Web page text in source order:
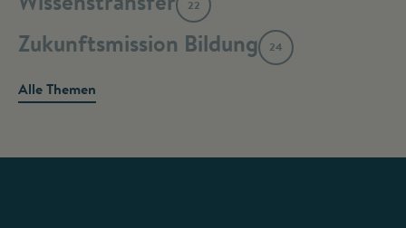
22
Zukunftsmission Bildung 24
Alle Themen